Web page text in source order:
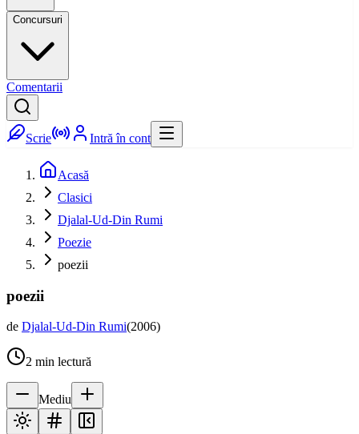
Concursuri
Comentarii
Scrie Intră în cont
Acasă
Clasici
Djalal-Ud-Din Rumi
Poezie
poezii
poezii
de Djalal-Ud-Din Rumi(2006)
2 min lectură
Mediu